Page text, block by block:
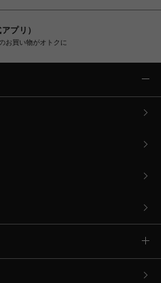
プリ）
お買い物がオトクに